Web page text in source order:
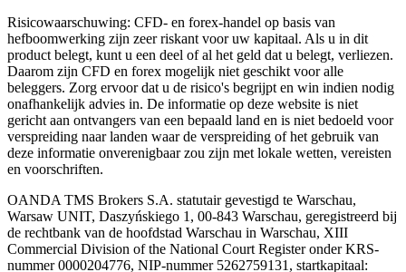
Risicowaarschuwing: CFD- en forex-handel op basis van
hefboomwerking zijn zeer riskant voor uw kapitaal. Als u in dit
product belegt, kunt u een deel of al het geld dat u belegt, verliezen.
Daarom zijn CFD en forex mogelijk niet geschikt voor alle
beleggers. Zorg ervoor dat u de risico's begrijpt en win indien nodig
onafhankelijk advies in. De informatie op deze website is niet
gericht aan ontvangers van een bepaald land en is niet bedoeld voor
verspreiding naar landen waar de verspreiding of het gebruik van
deze informatie onverenigbaar zou zijn met lokale wetten, vereisten
en voorschriften.
OANDA TMS Brokers S.A. statutair gevestigd te Warschau,
Warsaw UNIT, Daszyńskiego 1, 00-843 Warschau, geregistreerd bij
de rechtbank van de hoofdstad Warschau in Warschau, XIII
Commercial Division of the National Court Register onder KRS-
nummer 0000204776, NIP-nummer 5262759131, startkapitaal: